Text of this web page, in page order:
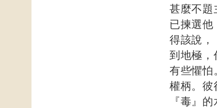
甚麼不題
已揀選
得該說，
到地極，
有些懼怕
權柄。彼
『毒』